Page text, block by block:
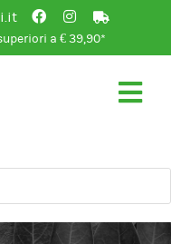
a € 39,90*